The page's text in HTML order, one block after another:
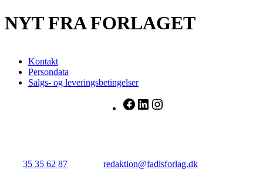
NYT FRA FORLAGET
Kontakt
Persondata
Salgs- og leveringsbetingelser
Facebook
LinkedIn
35 35 62 87 redaktion@fadlsforlag.dk